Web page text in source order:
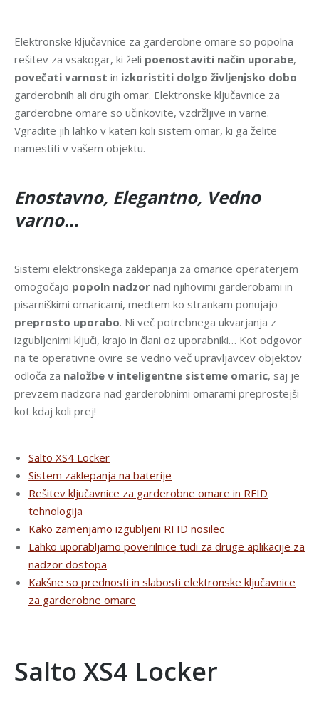
Elektronske ključavnice za garderobne omare so popolna
rešitev za vsakogar, ki želi poenostaviti način uporabe,
povečati varnost in izkoristiti dolgo življenjsko dobo
garderobnih ali drugih omar. Elektronske ključavnice za
garderobne omare so učinkovite, vzdržljive in varne.
Vgradite jih lahko v kateri koli sistem omar, ki ga želite
namestiti v vašem objektu.
Enostavno, Elegantno, Vedno
varno…
Sistemi elektronskega zaklepanja za omarice operaterjem
omogočajo popoln nadzor nad njihovimi garderobami in
pisarniškimi omaricami, medtem ko strankam ponujajo
preprosto uporabo. Ni več potrebnega ukvarjanja z
izgubljenimi ključi, krajo in člani oz uporabniki… Kot odgovor
na te operativne ovire se vedno več upravljavcev objektov
odloča za naložbe v inteligentne sisteme omaric, saj je
prevzem nadzora nad garderobnimi omarami preprostejši
kot kdaj koli prej!
Salto XS4 Locker
Sistem zaklepanja na baterije
Rešitev ključavnice za garderobne omare in RFID
tehnologija
Kako zamenjamo izgubljeni RFID nosilec
Lahko uporabljamo poverilnice tudi za druge aplikacije za
nadzor dostopa
Kakšne so prednosti in slabosti elektronske ključavnice
za garderobne omare
Salto XS4 Locker